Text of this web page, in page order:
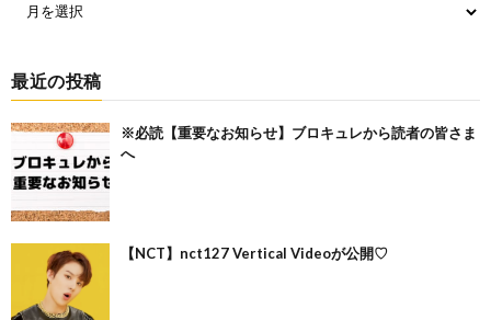
最近の投稿
※必読【重要なお知らせ】ブロキュレから読者の皆さま
へ
【NCT】nct127 Vertical Videoが公開♡